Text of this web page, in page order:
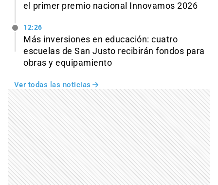
el primer premio nacional Innovamos 2026
12:26
Más inversiones en educación: cuatro
escuelas de San Justo recibirán fondos para
obras y equipamiento
Ver todas las noticias